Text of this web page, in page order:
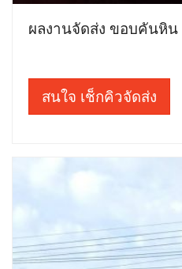
ผลงานจัดส่ง ขอบคันหิน
สนใจ เช็กคิวจัดส่ง